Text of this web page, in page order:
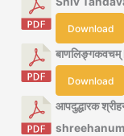
Download
Download
आपदुद्धारक